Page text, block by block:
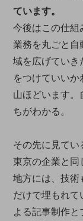
ています。
今後はこの仕組
業務を丸ごと自
域を広げてい
をつけていい
山ほどいます。
ちがわかる。
その先に見てい
東京の企業と同
地方には、技術
だけで埋もれ
よる記事制作